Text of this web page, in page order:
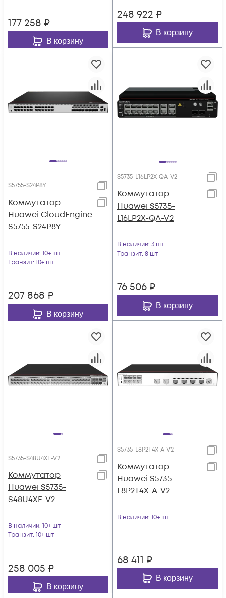
177 258 ₽
В корзину
248 922 ₽
В корзину
S5755-S24P8Y
Коммутатор
Huawei CloudEngine
S5755-S24P8Y
В наличии: 10+ шт
Транзит: 10+ шт
207 868 ₽
В корзину
S5735-L16LP2X-QA-V2
Коммутатор
Huawei S5735-
L16LP2X-QA-V2
В наличии: 3 шт
Транзит: 8 шт
76 506 ₽
В корзину
S5735-S48U4XE-V2
Коммутатор
Huawei S5735-
S48U4XE-V2
В наличии: 10+ шт
Транзит: 10+ шт
258 005 ₽
В корзину
S5735-L8P2T4X-A-V2
Коммутатор
Huawei S5735-
L8P2T4X-A-V2
В наличии: 10+ шт
68 411 ₽
В корзину